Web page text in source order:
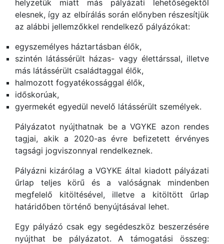
helyzetük miatt más pályázati lehetőségektől
elesnek, így az elbírálás során előnyben részesítjük
az alábbi jellemzőkkel rendelkező pályázókat:
egyszemélyes háztartásban élők,
szintén látássérült házas- vagy élettárssal, illetve
más látássérült családtaggal élők,
halmozott fogyatékossággal élők,
időskorúak,
gyermekét egyedül nevelő látássérült személyek.
Pályázatot nyújthatnak be a VGYKE azon rendes
tagjai, akik a 2020-as évre befizetett érvényes
tagsági jogviszonnyal rendelkeznek.
Pályázni kizárólag a VGYKE által kiadott pályázati
űrlap teljes körű és a valóságnak mindenben
megfelelő kitöltésével, illetve a kitöltött űrlap
határidőben történő benyújtásával lehet.
Egy pályázó csak egy segédeszköz beszerzésére
nyújthat be pályázatot. A támogatási összeg: